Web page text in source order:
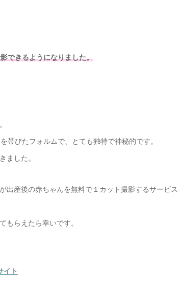
できるようになりました。
帯びたフォルムで、とても独特で神秘的です。
ました。
出産後の赤ちゃんを無料で１カット撮影するサービ
もらえたら幸いです。
イト